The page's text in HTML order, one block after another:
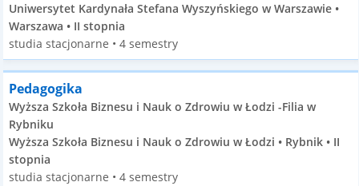
Uniwersytet Kardynała Stefana Wyszyńskiego w Warszawie •
Warszawa • II stopnia
studia stacjonarne • 4 semestry
Pedagogika
Wyższa Szkoła Biznesu i Nauk o Zdrowiu w Łodzi -Filia w
Rybniku
Wyższa Szkoła Biznesu i Nauk o Zdrowiu w Łodzi • Rybnik • II
stopnia
studia stacjonarne • 4 semestry